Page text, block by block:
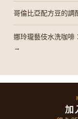
哥倫比亞配方豆的調
娜玲瓏藝伎水洗咖啡
→
加